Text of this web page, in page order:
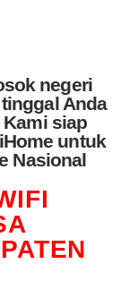
negeri
Anda
siap
untuk
Nasional